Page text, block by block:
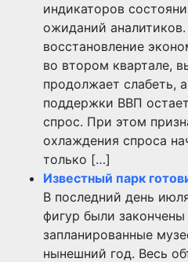
индикаторов
ожиданий
восстановление
во втором квартале,
продолжает слабеть,
поддержки ВВП
спрос. При этом
охлаждения спроса
только […]
Известный парк
В последний день
фигур были
запланированные
нынешний год. Весь